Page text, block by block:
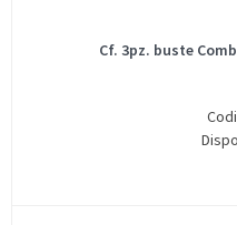
Cf. 3pz. buste